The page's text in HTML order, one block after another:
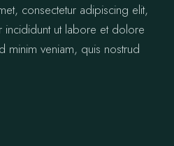
consectetur adipiscing elit,
ut labore et dolore
minim veniam, quis nostrud